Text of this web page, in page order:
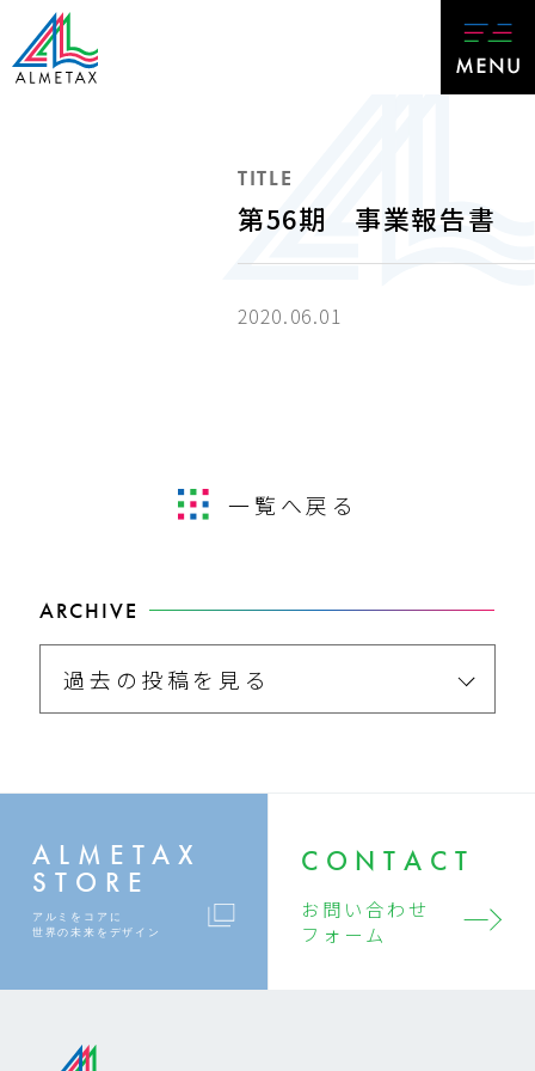
TITLE
第56期 事業報告書
2020.06.01
一覧へ戻る
ARCHIVE
過去の投稿を見る
ALMETAX
STORE
アルミをコアに
世界の未来をデザイン
CONTACT
お問い合わせ
フォーム